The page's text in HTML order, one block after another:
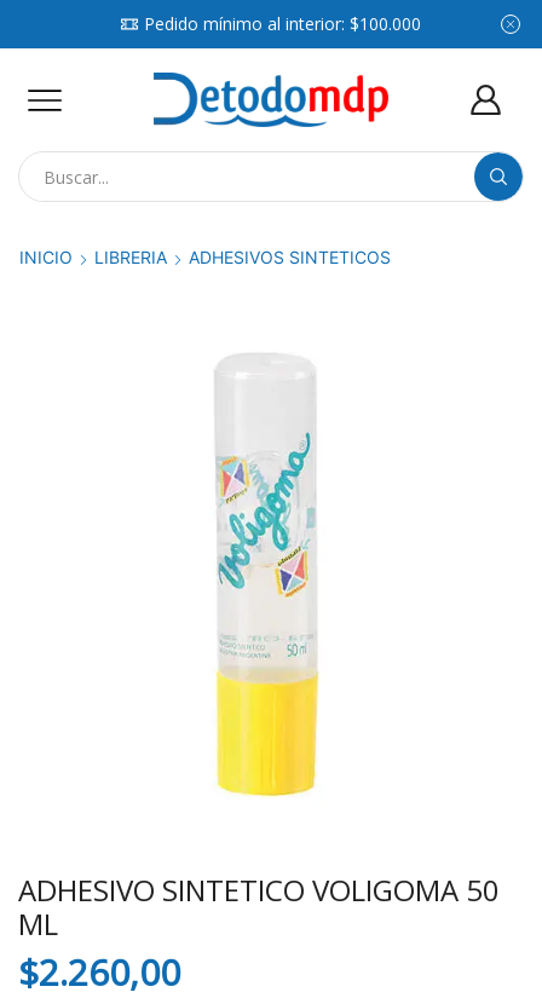
Pedido mínimo al interior: $100.000
INICIO LIBRERIA ADHESIVOS SINTETICOS
ADHESIVO SINTETICO VOLIGOMA 50
ML
$2.260,00